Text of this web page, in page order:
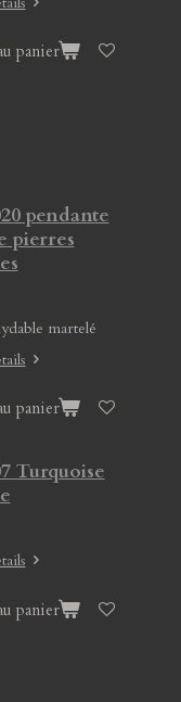
panier
pendante
pierres
martelé
panier
Turquoise
panier